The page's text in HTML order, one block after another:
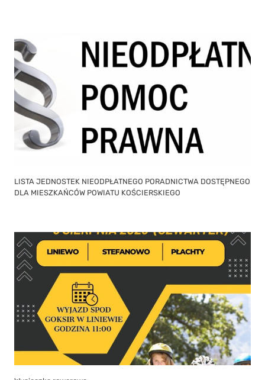
LISTA JEDNOSTEK NIEODPŁATNEGO PORADNICTWA DOSTĘPNEGO
DLA MIESZKAŃCÓW POWIATU KOŚCIERSKIEGO